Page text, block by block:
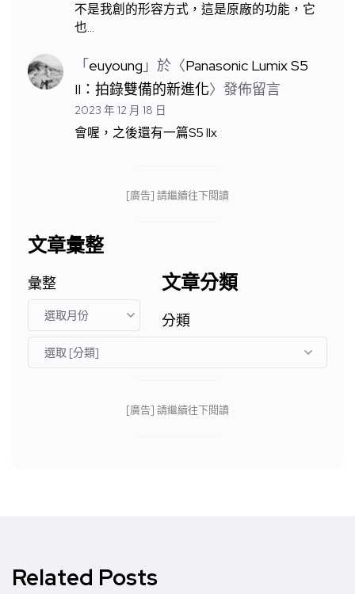
不是我創的形容方式，這是原廠的功能，它
也…
「euyoung 」於〈Panasonic Lumix S5
II：拍錄雙備的新進化〉發佈留言
2023 年 12 月 18 日
會喔，之後還有一篇S5 IIx
[廣告] 請繼續往下閱讀
文章彙整
彙整 文章分類
分類
[廣告] 請繼續往下閱讀
Related Posts